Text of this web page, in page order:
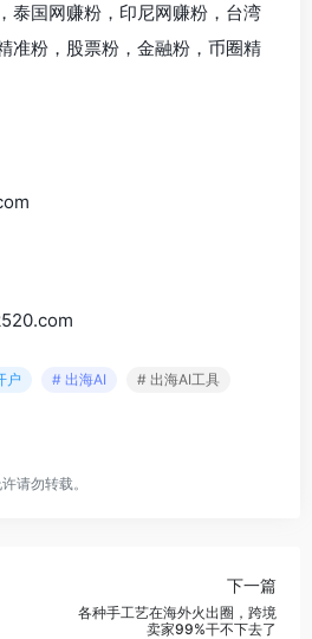
泰国网赚粉，印尼网赚粉，台湾
准粉，股票粉，金融粉，币圈精
户 # 出海AI
# 出海AI工具
请勿转载。
下一篇
各种手工艺在海外火出圈，跨境
卖家99%干不下去了